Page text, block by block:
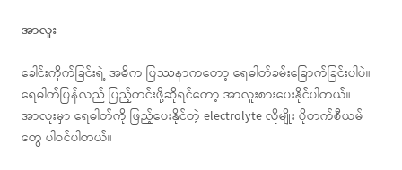
အာလူး
ခေါင်းကိုက်ခြင်းရဲ့ အဓိက ပြဿနာကတော့ ရေဓါတ်ခမ်းခြောက်ခြင်းပါပဲ။
ရေဓါတ်ပြန်လည် ပြည့်တင်းဖို့ဆိုရင်တော့ အာလူးစားပေးနိုင်ပါတယ်။
အာလူးမှာ ရေဓါတ်ကို ဖြည့်ပေးနိုင်တဲ့ electrolyte လိုမျိုး ပိုတက်စီယမ်
တွေ ပါဝင်ပါတယ်။